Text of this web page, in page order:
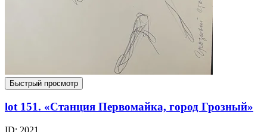
Быстрый просмотр
lot 151. «Станция Первомайка, город Грозный»